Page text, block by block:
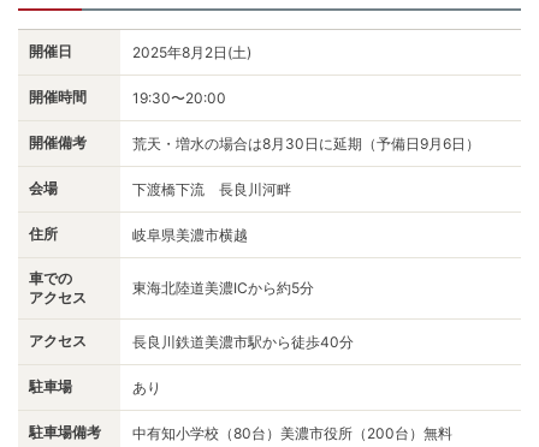
開催日 2025年8月2日(土)
開催時間 19:30〜20:00
開催備考 荒天・増水の場合は8月30日に延期（予備日9月6日）
会場 下渡橋下流 長良川河畔
住所 岐阜県美濃市横越
車での
アクセス
東海北陸道美濃ICから約5分
アクセス 長良川鉄道美濃市駅から徒歩40分
駐車場 あり
駐車場備考 中有知小学校（80台）美濃市役所（200台）無料